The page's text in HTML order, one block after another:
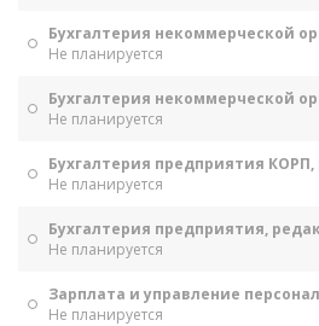
Бухгалтерия некоммерческой
Не планируется
Бухгалтерия некоммерческой
Не планируется
Бухгалтерия предприятия
Не планируется
Бухгалтерия предприятия,
Не планируется
Зарплата и управление
Не планируется